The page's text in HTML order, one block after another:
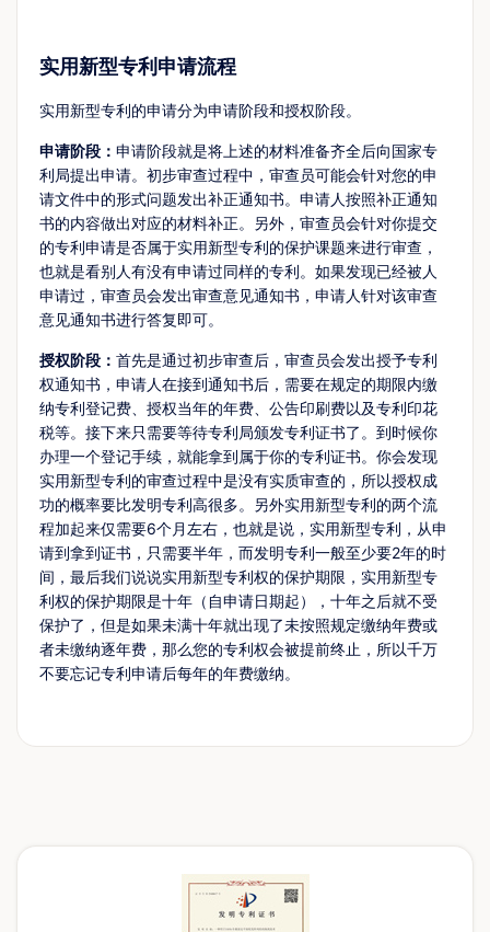
实用新型专利申请流程
实用新型专利的申请分为申请阶段和授权阶段。
申请阶段： 申请阶段就是将上述的材料准备齐全后向国家专
利局提出申请。初步审查过程中，审查员可能会针对您的申
请文件中的形式问题发出补正通知书。申请人按照补正通知
书的内容做出对应的材料补正。另外，审查员会针对你提交
的专利申请是否属于实用新型专利的保护课题来进行审查，
也就是看别人有没有申请过同样的专利。如果发现已经被人
申请过，审查员会发出审查意见通知书，申请人针对该审查
意见通知书进行答复即可。
授权阶段： 首先是通过初步审查后，审查员会发出授予专利
权通知书，申请人在接到通知书后，需要在规定的期限内缴
纳专利登记费、授权当年的年费、公告印刷费以及专利印花
税等。接下来只需要等待专利局颁发专利证书了。到时候你
办理一个登记手续，就能拿到属于你的专利证书。你会发现
实用新型专利的审查过程中是没有实质审查的，所以授权成
功的概率要比发明专利高很多。另外实用新型专利的两个流
程加起来仅需要6个月左右，也就是说，实用新型专利，从申
请到拿到证书，只需要半年，而发明专利一般至少要2年的时
间，最后我们说说实用新型专利权的保护期限，实用新型专
利权的保护期限是十年（自申请日期起），十年之后就不受
保护了，但是如果未满十年就出现了未按照规定缴纳年费或
者未缴纳逐年费，那么您的专利权会被提前终止，所以千万
不要忘记专利申请后每年的年费缴纳。